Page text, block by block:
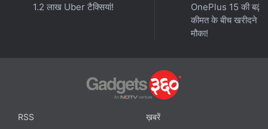
1.2 लाख Uber टैक्सियां!
OnePlus 15 की बढ़ी
कीमत के बीच खरीदने
मौका!
RSS
ख़बरें